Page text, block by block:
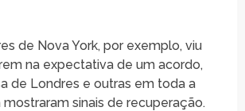
de Nova York, por exemplo, viu
na expectativa de um acordo,
de Londres e outras em toda a
sinais de recuperação.